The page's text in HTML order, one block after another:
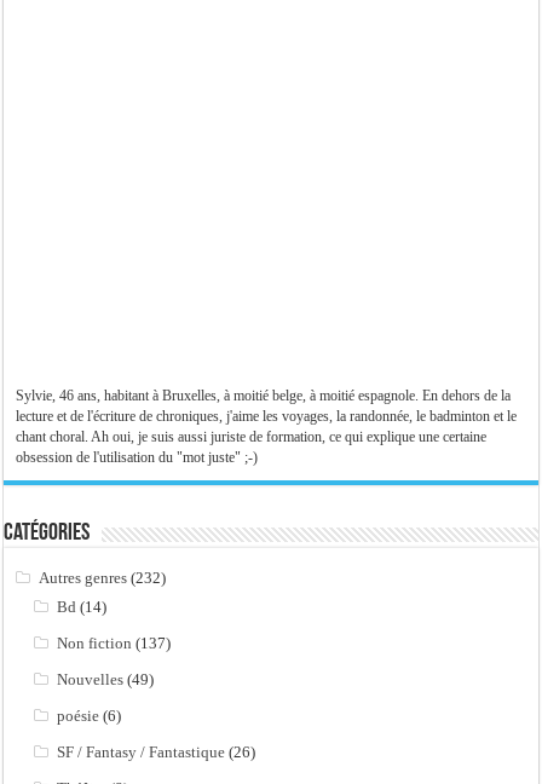
Sylvie, 46 ans, habitant à Bruxelles, à moitié belge, à moitié espagnole. En dehors de la
lecture et de l'écriture de chroniques, j'aime les voyages, la randonnée, le badminton et le
chant choral. Ah oui, je suis aussi juriste de formation, ce qui explique une certaine
obsession de l'utilisation du "mot juste" ;-)
Catégories
Autres genres (232)
Bd (14)
Non fiction (137)
Nouvelles (49)
poésie (6)
SF / Fantasy / Fantastique (26)